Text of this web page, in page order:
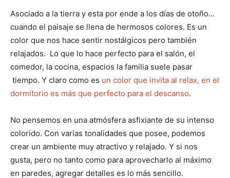
Asociado a la tierra y esta por ende a los días de otoño…
cuando el paisaje se llena de hermosos colores. Es un
color que nos hace sentir nostálgicos pero también
relajados. Lo que lo hace perfecto para el salón, el
comedor, la cocina, espacios la familia suele pasar
tiempo. Y claro como es un color que invita al relax, en el
dormitorio es más que perfecto para el descanso.
No pensemos en una atmósfera asfixiante de su intenso
colorido. Con varias tonalidades que posee, podemos
crear un ambiente muy atractivo y relajado. Y si nos
gusta, pero no tanto como para aprovecharlo al máximo
en paredes, agregar detalles es lo más sencillo.